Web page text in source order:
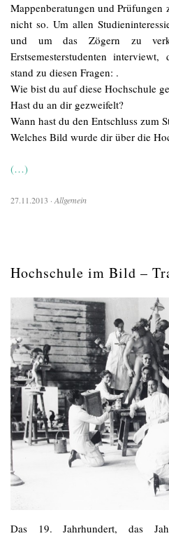
Mappenberatungen und Prüfungen
nicht so. Um allen
und um das Zögern zu
Erstsemesterstudenten
stand zu diesen Fragen: .
Wie bist du auf diese Hochschule
Hast du an dir gezweifelt?
Wann hast du den Entschluss zum
Welches Bild wurde dir über die
(…)
27.11.2013 ·Allgemein
Hochschule im Bild –
Das 19. Jahrhundert, das